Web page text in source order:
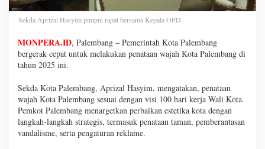
Sekda Aprizal Hasyim pimpin rapat bersama Kepala OPD
MONPERA.ID, Palembang – Pemerintah Kota Palembang
bergerak cepat untuk melakukan penataan wajah Kota Palembang di
tahun 2025 ini.
Sekda Kota Palembang, Aprizal Hasyim, mengatakan, penataan
wajah Kota Palembang sesuai dengan visi 100 hari kerja Wali Kota.
Pemkot Palembang menargetkan perbaikan estetika kota dengan
langkah-langkah strategis, termasuk penataan taman, pemberantasan
vandalisme, serta pengaturan reklame.